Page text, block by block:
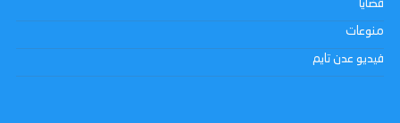
قضايا
منوعات
فيديو عدن تايم